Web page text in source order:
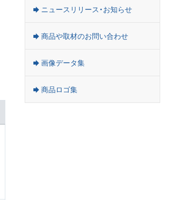
ニュースリリース・お知らせ
商品や取材のお問い合わせ
画像データ集
商品ロゴ集